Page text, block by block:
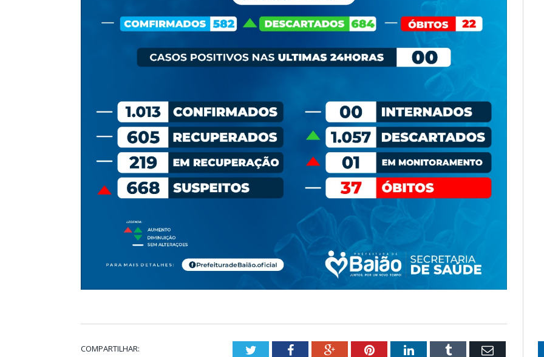
COMPARTILHAR: TwitterFacebookGoogle+PinterestLinkedInTumblr Email